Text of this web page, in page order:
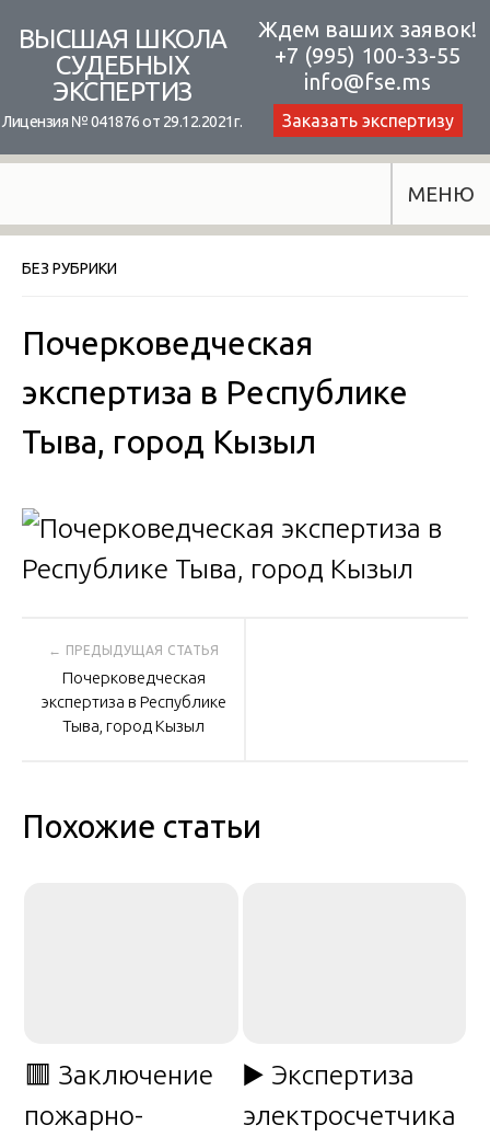
content
ВЫСШАЯ ШКОЛА
СУДЕБНЫХ
ЭКСПЕРТИЗ
Лицензия № 041876 от 29.12.2021г.
Ждем ваших заявок!
+7 (995) 100-33-55
info@fse.ms
Заказать экспертизу
МЕНЮ
БЕЗ РУБРИКИ
Почерковедческая
экспертиза в Республике
Тыва, город Кызыл
Навигация
по
Почерковедческая
экспертиза в Республике
Тыва, город Кызыл
Похожие статьи
🟥 Заключение
пожарно-
▶️ Экспертиза
электросчетчика